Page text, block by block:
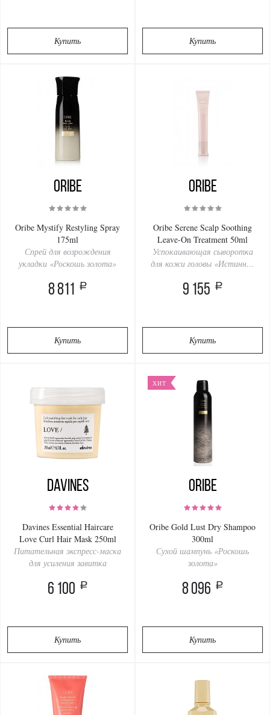
Купить Купить
Oribe
Oribe Mystify Restyling Spray
175ml
Спрей для возрождения
укладки «Роскошь золота»
8 811 a
Купить
Oribe
Oribe Serene Scalp Soothing
Leave-On Treatment 50ml
Успокаивающая сыворотка
для кожи головы «Истинная
9 155 a
Купить
Davines
Davines Essential Haircare
Love Curl Hair Mask 250ml
Питательная экспресс-маска
для усиления завитка
6 100 a
Купить
ХИТ
Oribe
Oribe Gold Lust Dry Shampoo
300ml
Сухой шампунь «Роскошь
золота»
8 096 a
Купить